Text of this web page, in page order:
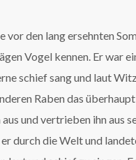
vor den lang ersehnten
Vogel kennen. Er war
schief sang und laut
Raben das
und vertrieben ihn aus
durch die Welt und